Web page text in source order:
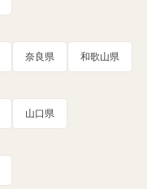
奈良県 和歌山県
山口県